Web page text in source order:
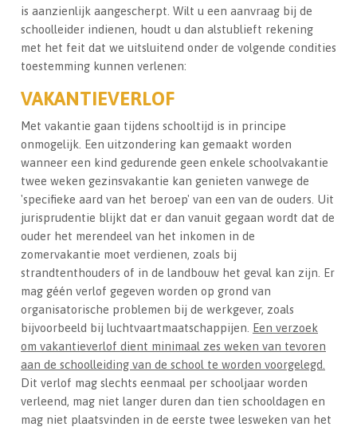
is aanzienlijk aangescherpt. Wilt u een aanvraag bij de
schoolleider indienen, houdt u dan alstublieft rekening
met het feit dat we uitsluitend onder de volgende condities
toestemming kunnen verlenen:
VAKANTIEVERLOF
Met vakantie gaan tijdens schooltijd is in principe
onmogelijk. Een uitzondering kan gemaakt worden
wanneer een kind gedurende geen enkele schoolvakantie
twee weken gezinsvakantie kan genieten vanwege de
'specifieke aard van het beroep' van een van de ouders. Uit
jurisprudentie blijkt dat er dan vanuit gegaan wordt dat de
ouder het merendeel van het inkomen in de
zomervakantie moet verdienen, zoals bij
strandtenthouders of in de landbouw het geval kan zijn. Er
mag géén verlof gegeven worden op grond van
organisatorische problemen bij de werkgever, zoals
bijvoorbeeld bij luchtvaartmaatschappijen. Een verzoek
om vakantieverlof dient minimaal zes weken van tevoren
aan de schoolleiding van de school te worden voorgelegd.
Dit verlof mag slechts eenmaal per schooljaar worden
verleend, mag niet langer duren dan tien schooldagen en
mag niet plaatsvinden in de eerste twee lesweken van het